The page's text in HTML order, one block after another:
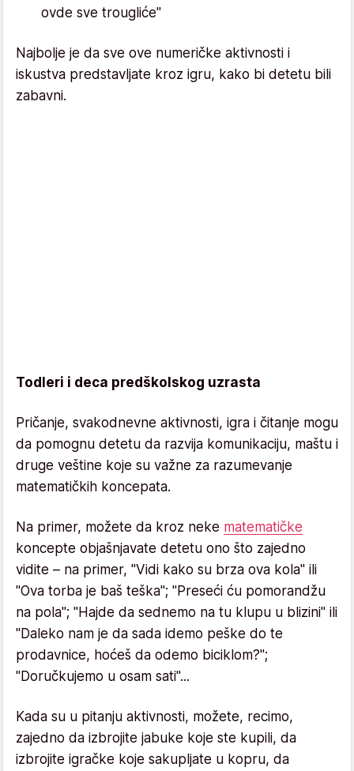
ovde sve trougliće"
Najbolje je da sve ove numeričke aktivnosti i
iskustva predstavljate kroz igru, kako bi detetu bili
zabavni.
Todleri i deca predškolskog uzrasta
Pričanje, svakodnevne aktivnosti, igra i čitanje mogu
da pomognu detetu da razvija komunikaciju, maštu i
druge veštine koje su važne za razumevanje
matematičkih koncepata.
Na primer, možete da kroz neke matematičke
koncepte objašnjavate detetu ono što zajedno
vidite – na primer, "Vidi kako su brza ova kola" ili
"Ova torba je baš teška"; "Preseći ću pomorandžu
na pola"; "Hajde da sednemo na tu klupu u blizini" ili
"Daleko nam je da sada idemo peške do te
prodavnice, hoćeš da odemo biciklom?";
"Doručkujemo u osam sati"...
Kada su u pitanju aktivnosti, možete, recimo,
zajedno da izbrojite jabuke koje ste kupili, da
izbrojite igračke koje sakupljate u kopru, da